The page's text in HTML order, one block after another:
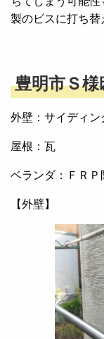
製のビスに打ち替
豊明市Ｓ
外壁：サイディン
屋根：瓦
ベランダ：ＦＲＰ
【外壁】